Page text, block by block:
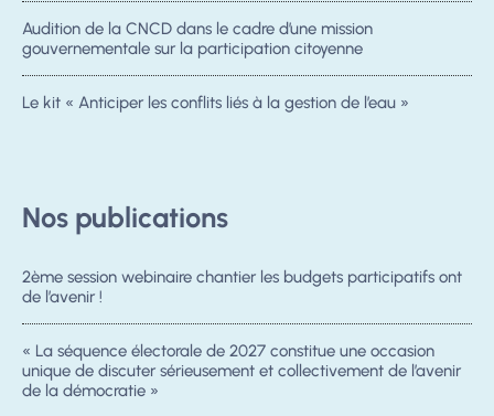
Audition de la CNCD dans le cadre d’une mission
gouvernementale sur la participation citoyenne
Le kit « Anticiper les conflits liés à la gestion de l’eau »
Nos publications
2ème session webinaire chantier les budgets participatifs ont
de l’avenir !
« La séquence électorale de 2027 constitue une occasion
unique de discuter sérieusement et collectivement de l’avenir
de la démocratie »